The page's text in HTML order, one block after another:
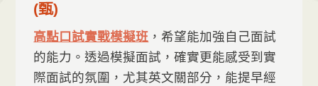
(甄)
高點口試實戰模擬班 ，希望能加強自己面試
的能力。透過模擬面試，確實更能感受到實
際面試的氛圍，尤其英文關部分，能提早經